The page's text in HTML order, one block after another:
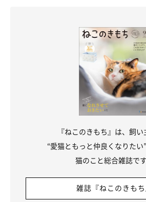
空気中に浮遊する特徴のある原因物質は
は、かえって飛散する可能性があります
て飛散を抑えましょう。
『ねこのきもち』は、飼
“愛猫ともっと仲良くなりたい
猫のこと総合雑誌です
雑誌『ねこのきもち